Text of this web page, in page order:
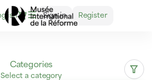
Dialog
Sign in Register
Categories
Select a category